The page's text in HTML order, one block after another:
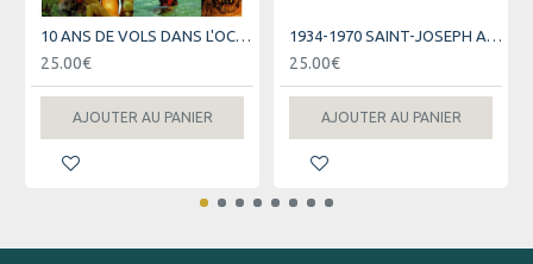
10 ANS DE VOLS DANS L'OCEAN INDIEN - AIR AUSTRAL
25.00€
AJOUTER AU PANIER
1934-1970 SAINT-JOSEPH AU FIL DES JOURS
25.00€
AJOUTER AU PANIER